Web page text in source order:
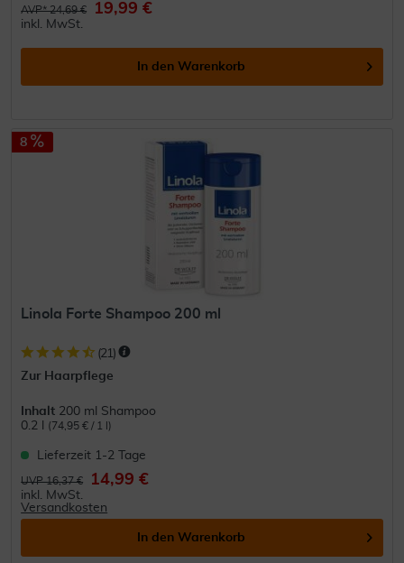
AVP* 24,69 € 19,99 €
inkl. MwSt.
In den Warenkorb
8
Linola Forte Shampoo 200 ml
(21 )
Zur Haarpflege
Inhalt 200 ml Shampoo
0.2 l
(74,95 € / 1 l)
Lieferzeit 1-2 Tage
UVP 16,37 € 14,99 €
inkl. MwSt.
Versandkosten
In den Warenkorb